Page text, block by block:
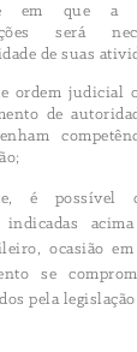
em que a
será
de suas
ordem judicial
de
é possível
indicadas
ocasião
se
pela